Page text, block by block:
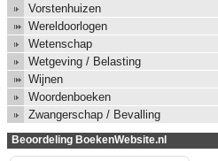
Vorstenhuizen
Wereldoorlogen
Wetenschap
Wetgeving / Belasting
Wijnen
Woordenboeken
Zwangerschap / Bevalling
Beoordeling BoekenWebsite.nl